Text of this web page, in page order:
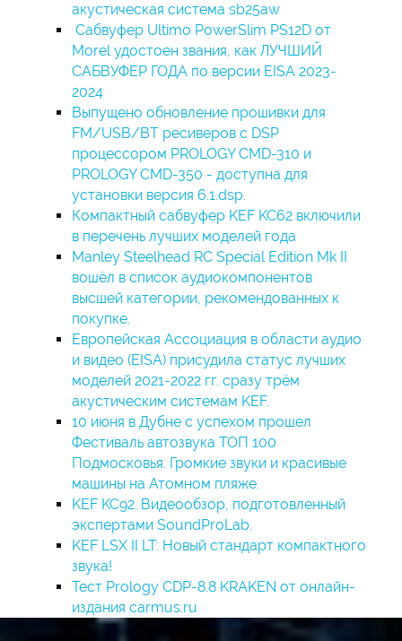
акустическая система sb25aw
Сабвуфер Ultimo PowerSlim PS12D от
Morel удостоен звания, как ЛУЧШИЙ
САБВУФЕР ГОДА по версии EISA 2023-
2024
Bыпущено обновление прошивки для
FM/USB/BT ресиверов с DSP
процессором PROLOGY CMD-310 и
PROLOGY CMD-350 - доступна для
установки версия 6.1.dsp.
Компактный сабвуфер KEF KC62 включили
в перечень лучших моделей года
Manley Steelhead RC Special Edition Mk II
вошёл в список аудиокомпонентов
высшей категории, рекомендованных к
покупке.
Европейская Ассоциация в области аудио
и видео (EISA) присудила статус лучших
моделей 2021-2022 гг. сразу трём
акустическим системам KEF.
10 июня в Дубне с успехом прошел
Фестиваль автозвука ТОП 100
Подмосковья. Громкие звуки и красивые
машины на Атомном пляже.
KEF KC92. Видеообзор, подготовленный
экспертами SoundProLab.
KEF LSX II LT: Новый стандарт компактного
звука!
Тест Prology CDP-8.8 KRAKEN от онлайн-
издания carmus.ru